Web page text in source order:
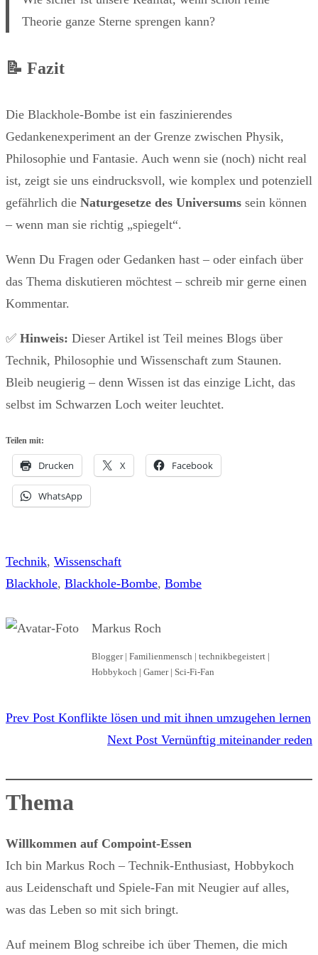
Theorie ganze Sterne sprengen kann?
📝 Fazit
Die Blackhole-Bombe ist ein faszinierendes
Gedankenexperiment an der Grenze zwischen Physik,
Philosophie und Fantasie. Auch wenn sie (noch) nicht real
ist, zeigt sie uns eindrucksvoll, wie komplex und potenziell
gefährlich die Naturgesetze des Universums sein können
– wenn man sie richtig „spiegelt“.
Wenn Du Fragen oder Gedanken hast – oder einfach über
das Thema diskutieren möchtest – schreib mir gerne einen
Kommentar.
✅ Hinweis: Dieser Artikel ist Teil meines Blogs über
Technik, Philosophie und Wissenschaft zum Staunen.
Bleib neugierig – denn Wissen ist das einzige Licht, das
selbst im Schwarzen Loch weiter leuchtet.
Teilen mit:
Drucken X Facebook
WhatsApp
Technik, Wissenschaft
Blackhole, Blackhole-Bombe, Bombe
Markus Roch
Blogger | Familienmensch | technikbegeistert |
Hobbykoch | Gamer | Sci-Fi-Fan
Prev Post Konflikte lösen und mit ihnen umzugehen lernen
Next Post Vernünftig miteinander reden
Thema
Willkommen auf Compoint-Essen
Ich bin Markus Roch – Technik-Enthusiast, Hobbykoch
aus Leidenschaft und Spiele-Fan mit Neugier auf alles,
was das Leben so mit sich bringt.
Auf meinem Blog schreibe ich über Themen, die mich